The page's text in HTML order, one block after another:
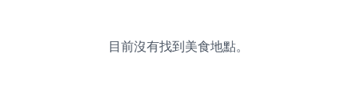
目前沒有找到美食地點。